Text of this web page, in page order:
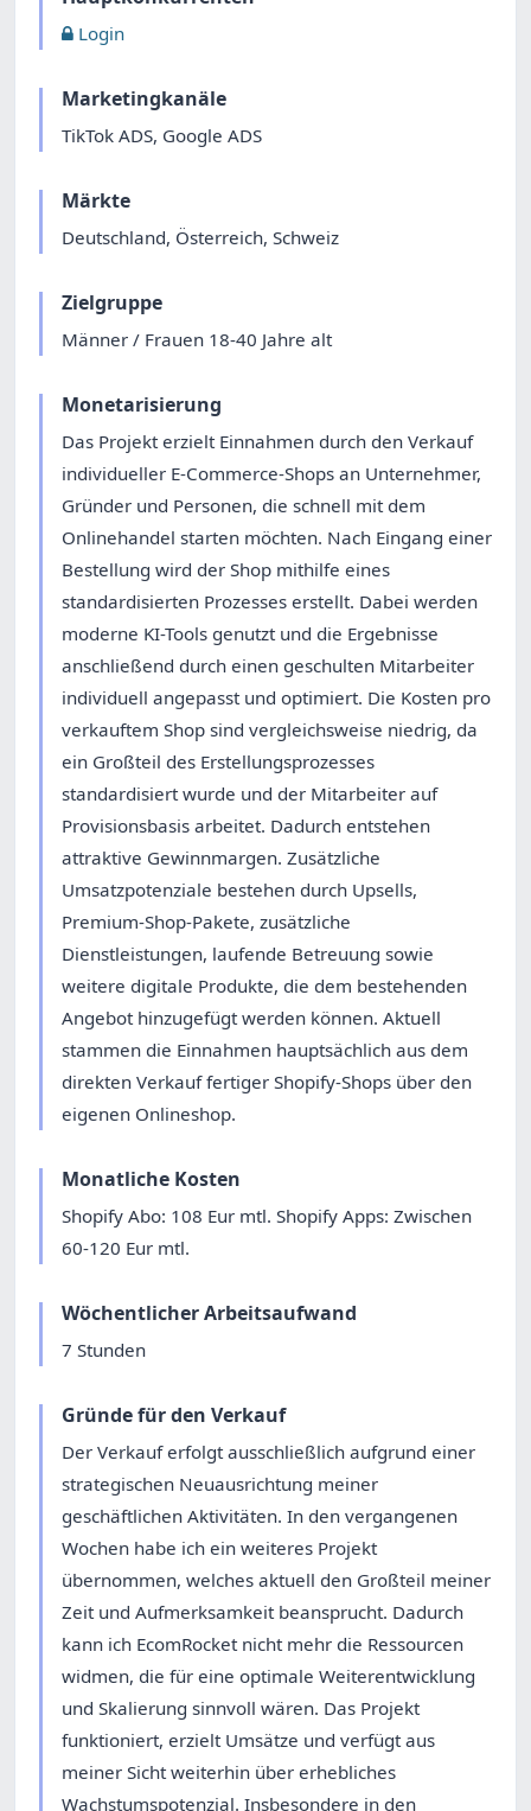
Login
Marketingkanäle
TikTok ADS, Google ADS
Märkte
Deutschland, Österreich, Schweiz
Zielgruppe
Männer / Frauen 18-40 Jahre alt
Monetarisierung
Das Projekt erzielt Einnahmen durch den Verkauf
individueller E-Commerce-Shops an Unternehmer,
Gründer und Personen, die schnell mit dem
Onlinehandel starten möchten. Nach Eingang einer
Bestellung wird der Shop mithilfe eines
standardisierten Prozesses erstellt. Dabei werden
moderne KI-Tools genutzt und die Ergebnisse
anschließend durch einen geschulten Mitarbeiter
individuell angepasst und optimiert. Die Kosten pro
verkauftem Shop sind vergleichsweise niedrig, da
ein Großteil des Erstellungsprozesses
standardisiert wurde und der Mitarbeiter auf
Provisionsbasis arbeitet. Dadurch entstehen
attraktive Gewinnmargen. Zusätzliche
Umsatzpotenziale bestehen durch Upsells,
Premium-Shop-Pakete, zusätzliche
Dienstleistungen, laufende Betreuung sowie
weitere digitale Produkte, die dem bestehenden
Angebot hinzugefügt werden können. Aktuell
stammen die Einnahmen hauptsächlich aus dem
direkten Verkauf fertiger Shopify-Shops über den
eigenen Onlineshop.
Monatliche Kosten
Shopify Abo: 108 Eur mtl. Shopify Apps: Zwischen
60-120 Eur mtl.
Wöchentlicher Arbeitsaufwand
7 Stunden
Gründe für den Verkauf
Der Verkauf erfolgt ausschließlich aufgrund einer
strategischen Neuausrichtung meiner
geschäftlichen Aktivitäten. In den vergangenen
Wochen habe ich ein weiteres Projekt
übernommen, welches aktuell den Großteil meiner
Zeit und Aufmerksamkeit beansprucht. Dadurch
kann ich EcomRocket nicht mehr die Ressourcen
widmen, die für eine optimale Weiterentwicklung
und Skalierung sinnvoll wären. Das Projekt
funktioniert, erzielt Umsätze und verfügt aus
meiner Sicht weiterhin über erhebliches
Wachstumspotenzial. Insbesondere in den